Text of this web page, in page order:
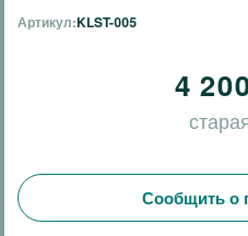
Артикул:KLST-005
4
Сообщить о